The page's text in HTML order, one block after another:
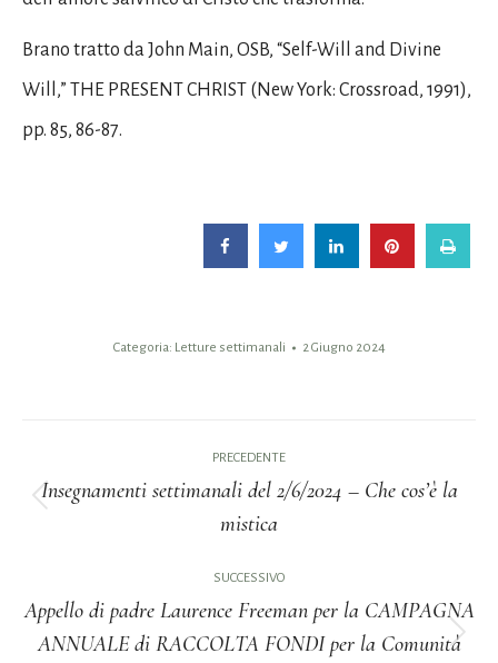
Brano tratto da John Main, OSB, “Self-Will and Divine
Will,” THE PRESENT CHRIST (New York: Crossroad, 1991),
pp. 85, 86-87.
Categoria: Letture settimanali 2 Giugno 2024
tra
post
PRECEDENTE
Post
Insegnamenti settimanali del 2/6/2024 – Che cos’è la
mistica
SUCCESSIVO
Prossimo
Appello di padre Laurence Freeman per la CAMPAGNA
ANNUALE di RACCOLTA FONDI per la Comunità